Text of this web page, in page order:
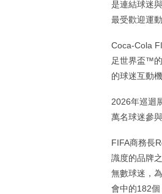
是連結球迷
最受歡迎運
Coca-Cola
足世界盃™
的球迷互動
2026年巡迴
萬名球迷參
FIFA商務長
識度的品牌
無數球迷，
會中的182